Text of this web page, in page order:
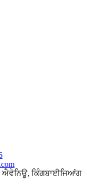
ਐਵੇਨਿਊ, ਕਿੰਗਬਾਈਜਿਆਂਗ